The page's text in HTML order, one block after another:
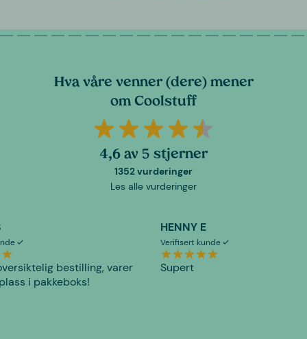
Hva våre venner (dere) mener
om Coolstuff
4,6 av 5 stjerner
1352 vurderinger
Les alle vurderinger
bestilling, varer
i pakkeboks!
HENNY E
Verifisert kunde
Supert